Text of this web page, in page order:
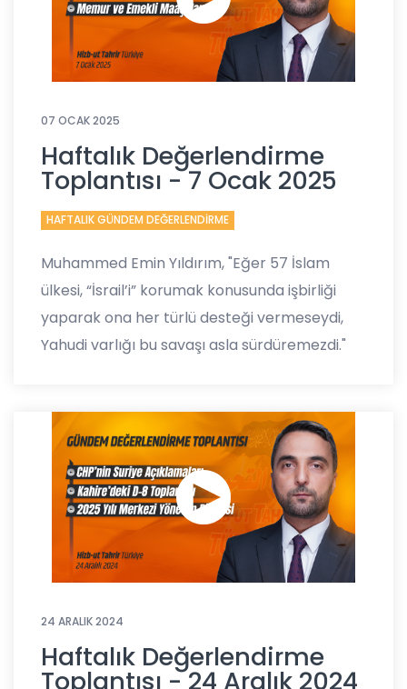
07 OCAK 2025
Haftalık Değerlendirme
Toplantısı - 7 Ocak 2025
HAFTALIK GÜNDEM DEĞERLENDİRME
Muhammed Emin Yıldırım, "Eğer 57 İslam
ülkesi, “İsrail’i” korumak konusunda işbirliği
yaparak ona her türlü desteği vermeseydi,
Yahudi varlığı bu savaşı asla sürdüremezdi."
24 ARALIK 2024
Haftalık Değerlendirme
Toplantısı - 24 Aralık 2024